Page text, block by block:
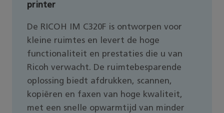
printer
De RICOH IM C320F is ontworpen voor
kleine ruimtes en levert de hoge
functionaliteit en prestaties die u van
Ricoh verwacht. De ruimtebesparende
oplossing biedt afdrukken, scannen,
kopiëren en faxen van hoge kwaliteit,
met een snelle opwarmtijd van minder